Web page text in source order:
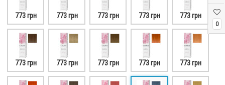
0
773 грн 773 грн 773 грн 773 грн 773 грн
773 грн 773 грн 773 грн 773 грн 773 грн